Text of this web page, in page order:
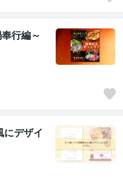
行編～
にデザイ